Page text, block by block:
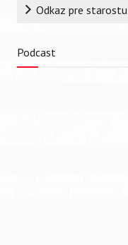
Odkaz pre starostu
Podcast